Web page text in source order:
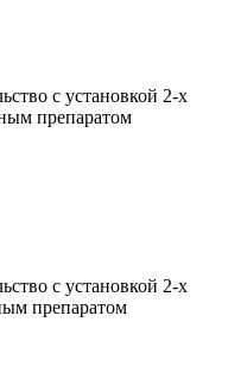
с установкой 2-х
препаратом
с установкой 2-х
препаратом